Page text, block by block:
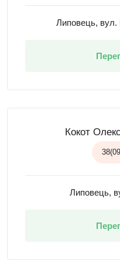
Липовець, вул.
Кокот
Липовець,